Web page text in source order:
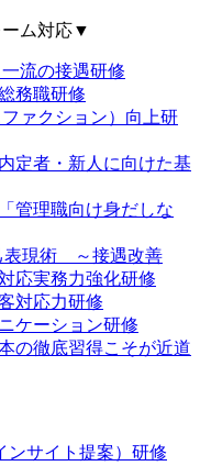
ム対応▼
流の接遇研修
務職研修
ァクション）向上研
定者・新人に向けた基
管理職向け身だしな
表現術 ～接遇改善
応実務力強化研修
対応力研修
ケーション研修
の徹底習得こそが近道
ンサイト提案）研修